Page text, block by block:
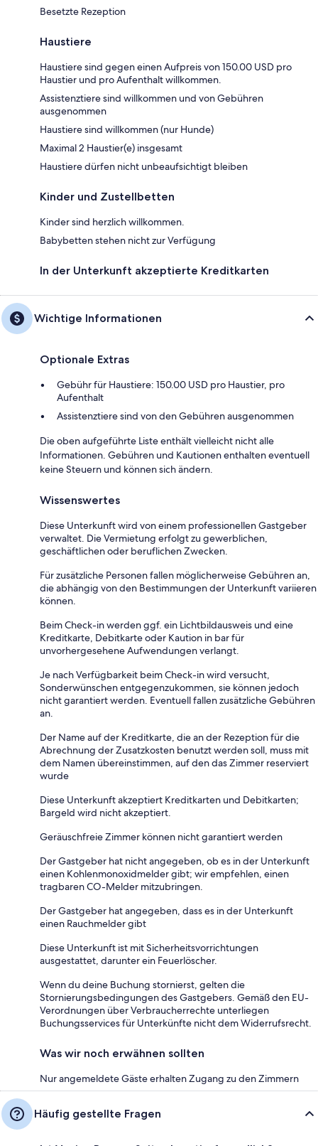
Besetzte Rezeption
Haustiere
Haustiere sind gegen einen Aufpreis von 150.00 USD pro
Haustier und pro Aufenthalt willkommen.
Assistenztiere sind willkommen und von Gebühren
ausgenommen
Haustiere sind willkommen (nur Hunde)
Maximal 2 Haustier(e) insgesamt
Haustiere dürfen nicht unbeaufsichtigt bleiben
Kinder und Zustellbetten
Kinder sind herzlich willkommen.
Babybetten stehen nicht zur Verfügung
In der Unterkunft akzeptierte Kreditkarten
Wichtige Informationen
Optionale Extras
Gebühr für Haustiere: 150.00 USD pro Haustier, pro
Aufenthalt
Assistenztiere sind von den Gebühren ausgenommen
Die oben aufgeführte Liste enthält vielleicht nicht alle
Informationen. Gebühren und Kautionen enthalten eventuell
keine Steuern und können sich ändern.
Wissenswertes
Diese Unterkunft wird von einem professionellen Gastgeber
verwaltet. Die Vermietung erfolgt zu gewerblichen,
geschäftlichen oder beruflichen Zwecken.
Für zusätzliche Personen fallen möglicherweise Gebühren an,
die abhängig von den Bestimmungen der Unterkunft variieren
können.
Beim Check-in werden ggf. ein Lichtbildausweis und eine
Kreditkarte, Debitkarte oder Kaution in bar für
unvorhergesehene Aufwendungen verlangt.
Je nach Verfügbarkeit beim Check-in wird versucht,
Sonderwünschen entgegenzukommen, sie können jedoch
nicht garantiert werden. Eventuell fallen zusätzliche Gebühren
an.
Der Name auf der Kreditkarte, die an der Rezeption für die
Abrechnung der Zusatzkosten benutzt werden soll, muss mit
dem Namen übereinstimmen, auf den das Zimmer reserviert
wurde
Diese Unterkunft akzeptiert Kreditkarten und Debitkarten;
Bargeld wird nicht akzeptiert.
Geräuschfreie Zimmer können nicht garantiert werden
Der Gastgeber hat nicht angegeben, ob es in der Unterkunft
einen Kohlenmonoxidmelder gibt; wir empfehlen, einen
tragbaren CO-Melder mitzubringen.
Der Gastgeber hat angegeben, dass es in der Unterkunft
einen Rauchmelder gibt
Diese Unterkunft ist mit Sicherheitsvorrichtungen
ausgestattet, darunter ein Feuerlöscher.
Wenn du deine Buchung stornierst, gelten die
Stornierungsbedingungen des Gastgebers. Gemäß den EU-
Verordnungen über Verbraucherrechte unterliegen
Buchungsservices für Unterkünfte nicht dem Widerrufsrecht.
Was wir noch erwähnen sollten
Nur angemeldete Gäste erhalten Zugang zu den Zimmern
Häufig gestellte Fragen